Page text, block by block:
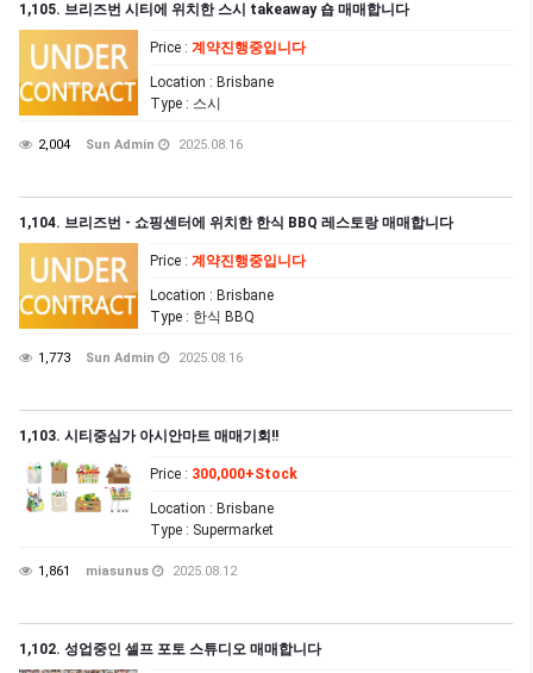
1,105. 브리즈번 시티에 위치한 스시 takeaway 숍 매매합니다
Price : 계약진행중입니다
Location : Brisbane
Type : 스시
2,004 Sun Admin 2025.08.16
1,104. 브리즈번 - 쇼핑센터에 위치한 한식 BBQ 레스토랑 매매합니다
Price : 계약진행중입니다
Location : Brisbane
Type : 한식 BBQ
1,773 Sun Admin 2025.08.16
1,103. 시티중심가 아시안마트 매매기회!!
Price : 300,000+Stock
Location : Brisbane
Type : Supermarket
1,861 miasunus 2025.08.12
1,102. 성업중인 셀프 포토 스튜디오 매매합니다